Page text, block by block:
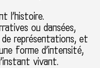
l’histoire.
ou dansées,
représentations, et
forme d’intensité,
vivant.